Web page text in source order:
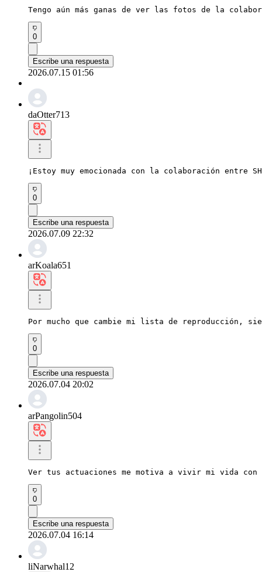
Tengo aún más ganas de ver las fotos de la
0
Escribe una respuesta
2026.07.15 01:56
daOtter713
¡Estoy muy emocionada con la colaboración entre
0
Escribe una respuesta
2026.07.09 22:32
arKoala651
Por mucho que cambie mi lista de reproducción,
0
Escribe una respuesta
2026.07.04 20:02
arPangolin504
Ver tus actuaciones me motiva a vivir mi vida con
0
Escribe una respuesta
2026.07.04 16:14
liNarwhal12